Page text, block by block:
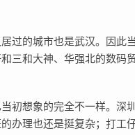
过的城市也是武汉。因此
三和大神、华强北的数码
初想象的完全不一样。深
办理也还是挺复杂；打工